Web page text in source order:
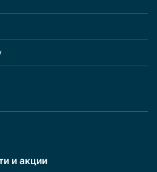
и акции